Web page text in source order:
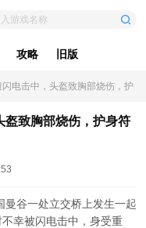
游戏名称
攻略 旧版
电击中，头盔致胸部烧伤，护
盔致胸部烧伤，护身符
谷一处立交桥上发生一起
幸被闪电击中，身受重